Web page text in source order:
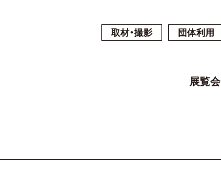
取材・撮影 団体利用
展覧会